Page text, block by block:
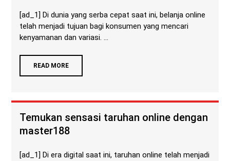
[ad_1] Di dunia yang serba cepat saat ini, belanja online
telah menjadi tujuan bagi konsumen yang mencari
kenyamanan dan variasi. ...
READ MORE
Temukan sensasi taruhan online dengan
master188
[ad_1] Di era digital saat ini, taruhan online telah menjadi